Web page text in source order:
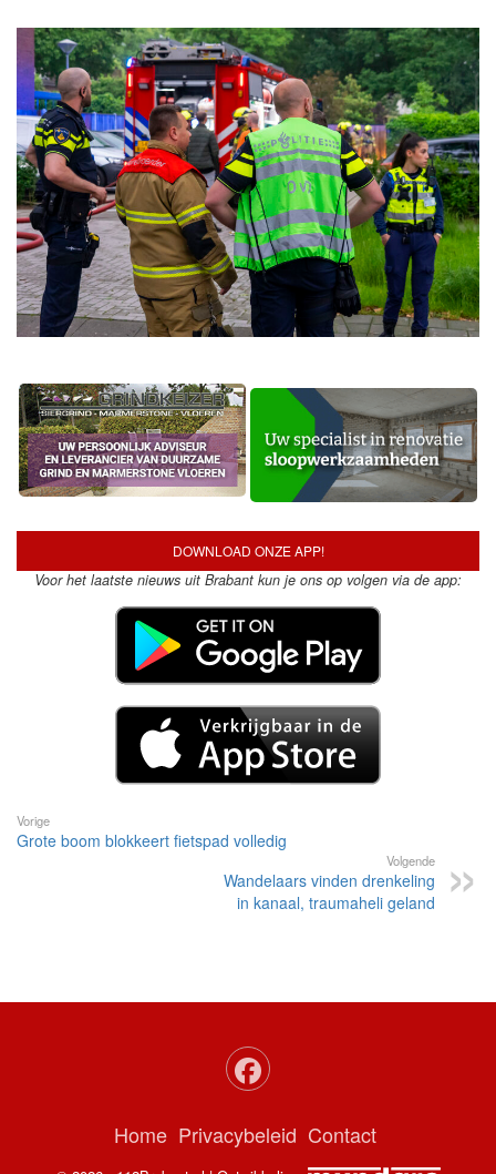
DOWNLOAD ONZE APP!
Voor het laatste nieuws uit Brabant kun je ons op volgen via de app:
Vorige
Grote boom blokkeert fietspad volledig
Volgende
Wandelaars vinden drenkeling
in kanaal, traumaheli geland
Home Privacybeleid Contact